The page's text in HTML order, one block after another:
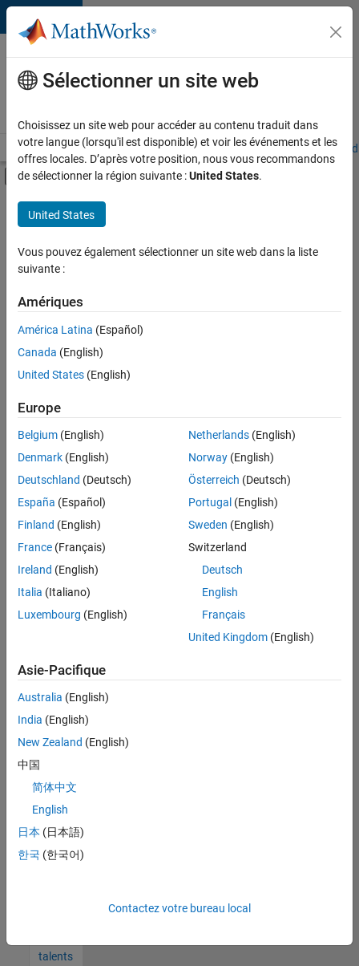
Passer au contenu
Votre
carrière
chez
Accueil Explorer nos opportunités Adresses de nos bureaux
Activer/désactiver l'affichage du menu
Contenu principal
FILTRER PAR
Support client
Ventes pour l'éducation
Opérations commerciales
Actuellement,
aucune
offre
d'emploi
correspondant
à vos
critères
de
recherche.
Vous
pouvez
élargir
votre
recherche
ou
afficher
l’ensemble
d'emploi.
malgré
tout
vous
trouvez
pas
d'offre
corresponde
à vos
talents
Sélectionner un site web
Choisissez un site web pour accéder au contenu traduit dans
votre langue (lorsqu'il est disponible) et voir les événements et les
offres locales. D’après votre position, nous vous recommandons
de sélectionner la région suivante :United States.
United States
Vous pouvez également sélectionner un site web dans la liste
suivante :
Amériques
América Latina (Español)
Canada (English)
United States (English)
Europe
Belgium (English)
Denmark (English)
Deutschland (Deutsch)
España (Español)
Finland (English)
France (Français)
Ireland (English)
Italia (Italiano)
Luxembourg (English)
Netherlands(English)
Norway(English)
Österreich (Deutsch)
Portugal (English)
Sweden (English)
Switzerland
Deutsch
English
Français
United Kingdom(English)
Asie-Pacifique
Australia (English)
India (English)
New Zealand (English)
中国
简体中文
English
日本 (日本語)
한국 (한국어)
Contactez votre bureau local